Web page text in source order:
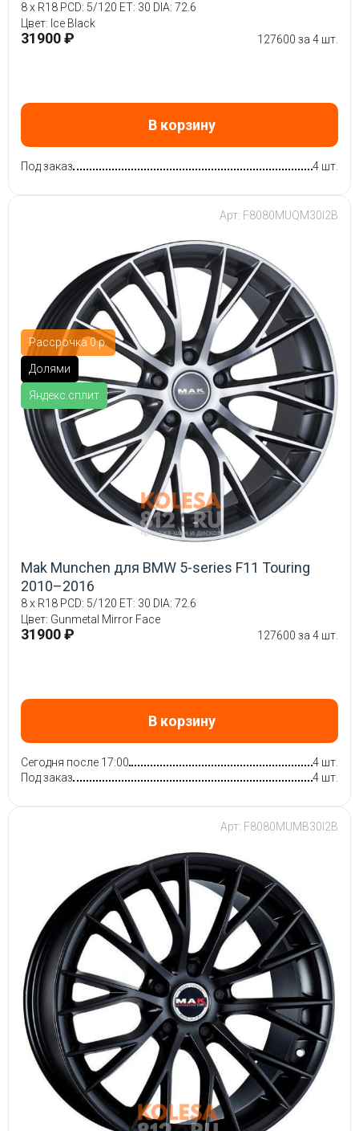
8 x R18 PCD: 5/120 ET: 30 DIA: 72.6
Цвет: Ice Black
31900 ₽ 127600 за 4 шт.
В корзину
Под заказ 4 шт.
Рассрочка 0 р.
Долями
Яндекс.сплит
Арт: F8080MUQM30I2B
Mak Munchen для BMW 5-series F11 Touring
2010–2016
8 x R18 PCD: 5/120 ET: 30 DIA: 72.6
Цвет: Gunmetal Mirror Face
31900 ₽ 127600 за 4 шт.
В корзину
Сегодня после 17:00
4 шт.
Под заказ
4 шт.
Арт: F8080MUMB30I2B